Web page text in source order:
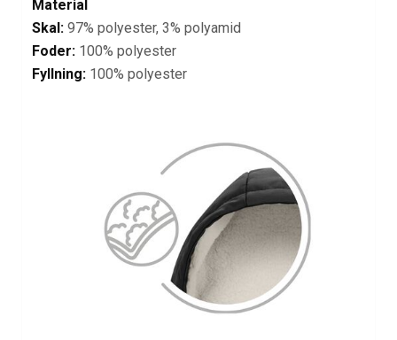
Material
Skal: 97% polyester, 3% polyamid
Foder: 100% polyester
Fyllning: 100% polyester